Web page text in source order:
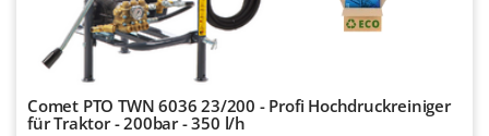
Comet PTO TWN 6036 23/200 - Profi Hochdruckreiniger
für Traktor - 200bar - 350 l/h